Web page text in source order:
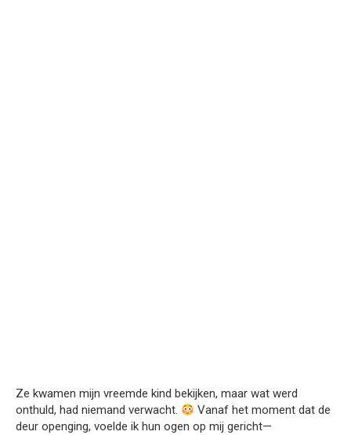
Ze kwamen mijn vreemde kind bekijken, maar wat werd
onthuld, had niemand verwacht.
Vanaf het moment dat de
deur openging, voelde ik hun ogen op mij gericht—